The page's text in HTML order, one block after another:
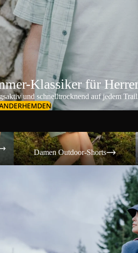
Klassiker für
und schnelltrocknend auf jedem
Damen Outdoor-Shorts
Damen Outdoor-Shorts